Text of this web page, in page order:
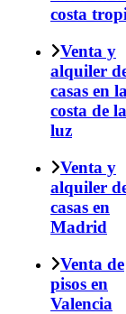
costa
Venta y
alquiler
casas en
costa de la
luz
Venta y
alquiler
casas en
Madrid
Venta de
pisos en
Valencia